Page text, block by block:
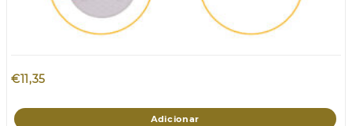
€11,35
Adicionar